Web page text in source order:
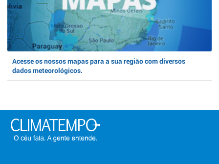
Acesse os nossos mapas para a sua região com diversos
dados meteorológicos.